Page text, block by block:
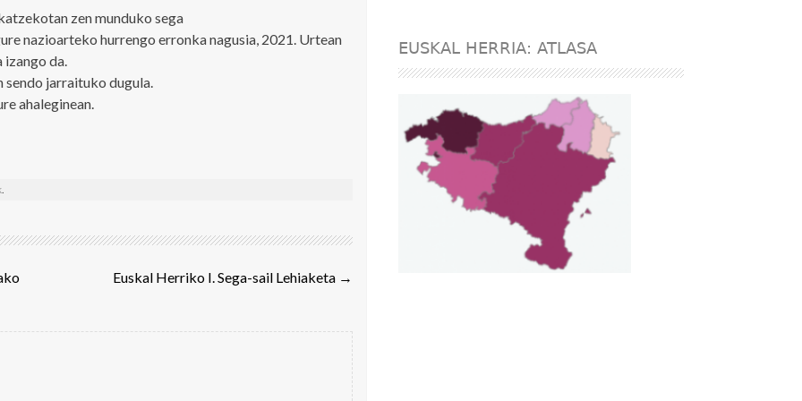
zen munduko sega
nazioarteko hurrengo erronka nagusia, 2021. Urtean
da.
sendo jarraituko dugula.
ahaleginean.
.
Euskal Herriko I. Sega-sail Lehiaketa →
EUSKAL HERRIA: ATLASA